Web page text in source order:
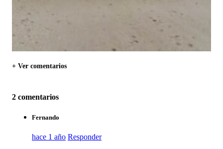
+ Ver comentarios
2 comentarios
Fernando
hace 1 año Responder